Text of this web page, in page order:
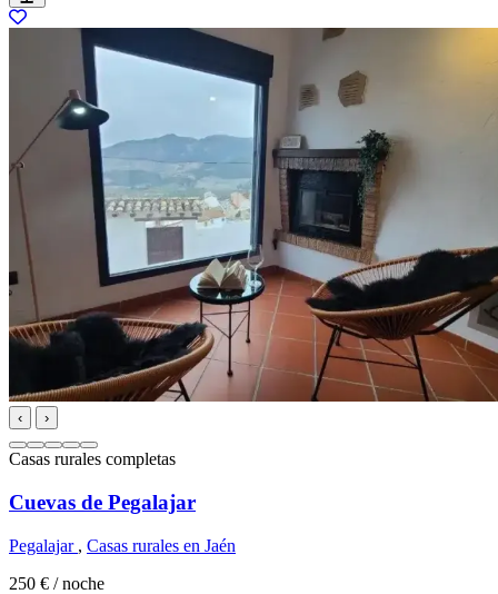
‹ ›
Casas rurales completas
Cuevas de Pegalajar
Pegalajar , Casas rurales en Jaén
250 € / noche